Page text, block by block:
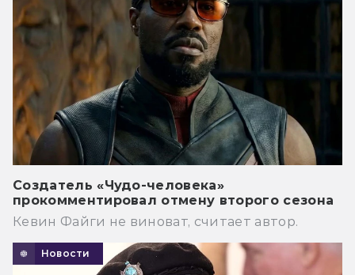
Создатель «Чудо-человека»
прокомментировал отмену второго сезона
Кевин Файги не виноват, считает автор.
Новости